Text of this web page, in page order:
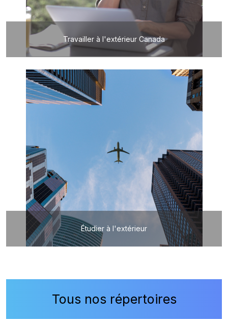
Travailler à l'extérieur Canada
Étudier à l'extérieur
Tous nos répertoires